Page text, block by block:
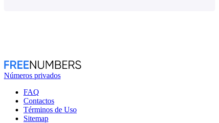
Números privados
FAQ
Contactos
Términos de Uso
Sitemap